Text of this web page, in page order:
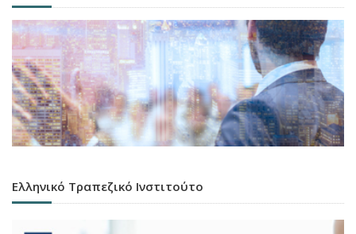
Ελληνικό Τραπεζικό Ινστιτούτο